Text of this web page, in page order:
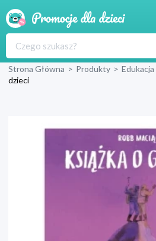
Produkty
Blog
Wyprawka
Strona Główna > Produkty > Edukacja
dzieci